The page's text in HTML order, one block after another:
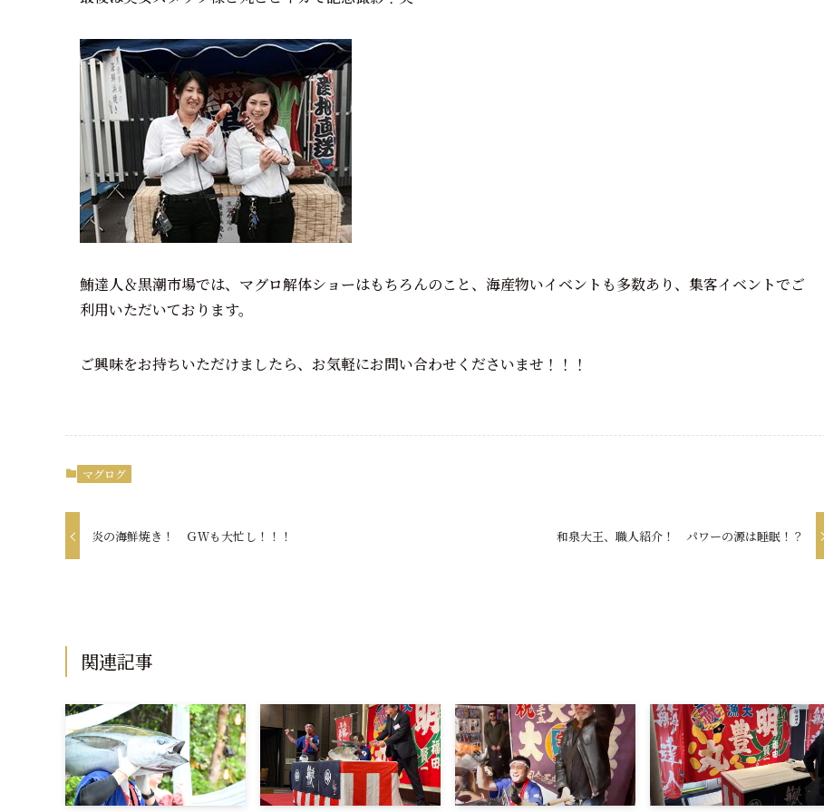
鮪達人＆黒潮市場では、マグロ解体ショーはもちろんのこと、海産物いイベントも多数あり、集客イベントでご
利用いただいております。
ご興味をお持ちいただけましたら、お気軽にお問い合わせくださいませ！！！
マグログ
炎の海鮮焼き！ ＧＷも大忙し！！！ 和泉大王、職人紹介！ パワーの源は睡眠！？
関連記事